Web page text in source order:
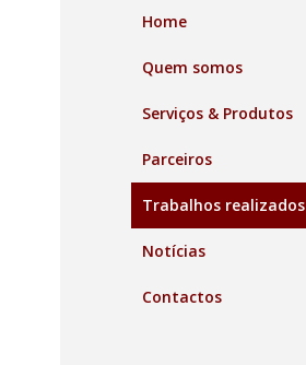
Home
Quem somos
Serviços & Produtos
Parceiros
Trabalhos realizados
Notícias
Contactos